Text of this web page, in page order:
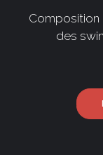
Composition
des